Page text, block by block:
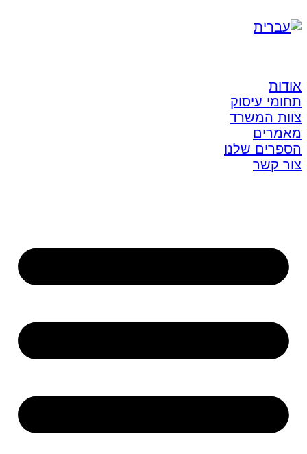
אודות
תחומי עיסוק
צוות המשרד
מאמרים
הספרים שלנו
צור קשר